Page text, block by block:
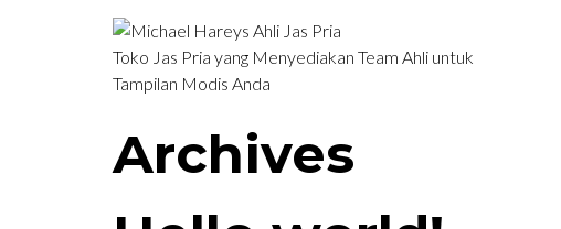
Toko Jas Pria yang Menyediakan Team Ahli untuk
Tampilan Modis Anda
Archives